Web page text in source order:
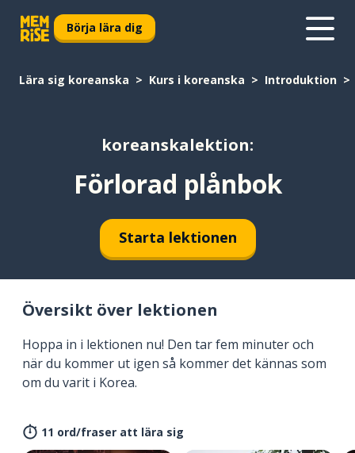
Börja lära dig
Lära sig koreanska Kurs i koreanska Introduktion
koreanskalektion:
Förlorad plånbok
Starta lektionen
Översikt över lektionen
Hoppa in i lektionen nu! Den tar fem minuter och
när du kommer ut igen så kommer det kännas som
om du varit i Korea.
11 ord/fraser att lära sig